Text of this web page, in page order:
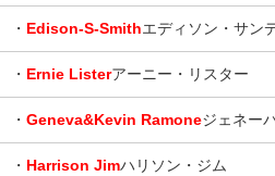
・ Edison-S-Smithエディソン・サン
・ Ernie Listerアーニー・リスター
・ Geneva&Kevin Ramoneジェネー
・ Harrison Jimハリソン・ジム